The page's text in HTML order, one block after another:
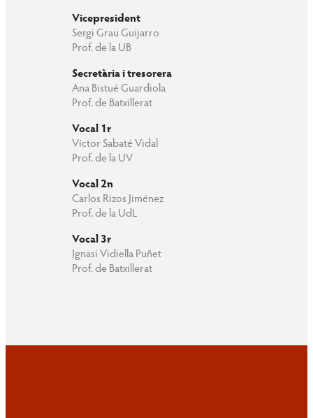
Vicepresident
Sergi Grau Guijarro
Prof. de la UB
Secretària i tresorera
Ana Bistué Guardiola
Prof. de Batxillerat
Vocal 1r
Víctor Sabaté Vidal
Prof. de la UV
Vocal 2n
Carlos Rizos Jiménez
Prof. de la UdL
Vocal 3r
Ignasi Vidiella Puñet
Prof. de Batxillerat